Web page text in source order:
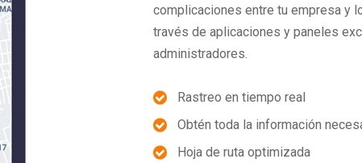
complicaciones entre tu empresa y
través de aplicaciones y paneles
administradores.
Rastreo en tiempo real
Obtén toda la información
Hoja de ruta optimizada